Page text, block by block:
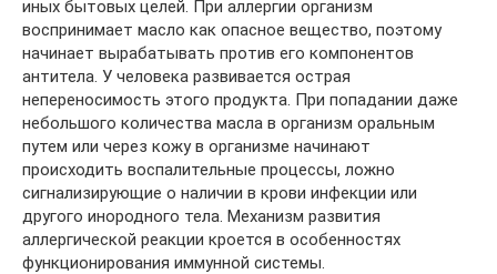
иных бытовых целей. При аллергии организм
воспринимает масло как опасное вещество, поэтому
начинает вырабатывать против его компонентов
антитела. У человека развивается острая
непереносимость этого продукта. При попадании даже
небольшого количества масла в организм оральным
путем или через кожу в организме начинают
происходить воспалительные процессы, ложно
сигнализирующие о наличии в крови инфекции или
другого инородного тела. Механизм развития
аллергической реакции кроется в особенностях
функционирования иммунной системы.